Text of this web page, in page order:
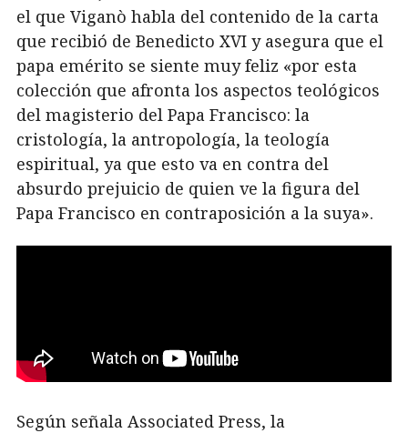
el que Viganò habla del contenido de la carta
que recibió de Benedicto XVI y asegura que el
papa emérito se siente muy feliz «por esta
colección que afronta los aspectos teológicos
del magisterio del Papa Francisco: la
cristología, la antropología, la teología
espiritual, ya que esto va en contra del
absurdo prejuicio de quien ve la figura del
Papa Francisco en contraposición a la suya».
Según señala Associated Press, la